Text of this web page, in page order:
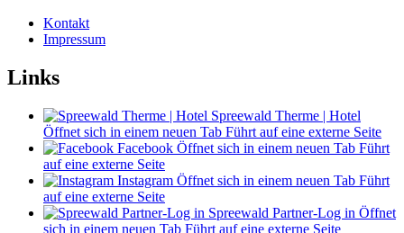
Kontakt
Impressum
Links
Spreewald Therme | Hotel
Öffnet sich in einem neuen Tab Führt auf eine externe Seite
Facebook Öffnet sich in einem neuen Tab Führt
auf eine externe Seite
Instagram Öffnet sich in einem neuen Tab Führt
auf eine externe Seite
Spreewald Partner-Log in Öffnet
sich in einem neuen Tab Führt auf eine externe Seite